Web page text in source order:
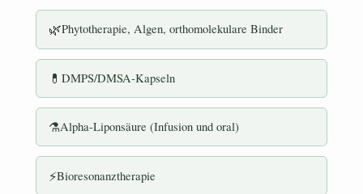
🌿Phytotherapie, Algen, orthomolekulare Binder
💊 DMPS/DMSA-Kapseln
⚗️Alpha-Liponsäure (Infusion und oral)
⚡Bioresonanztherapie